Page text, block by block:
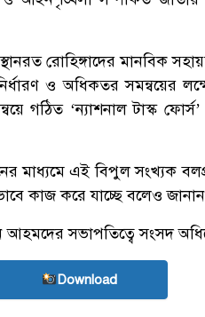
রোহিঙ্গাদের মানবিক
ও অধিকতর সমন্বয়ের লক্ষ্যে
গঠিত ‘ন্যাশনাল টাস্ক ফোর্স’
মাধ্যমে এই বিপুল সংখ্যক
কাজ করে যাচ্ছে বলেও জানান
আহমদের সভাপতিত্বে সংসদ
Download